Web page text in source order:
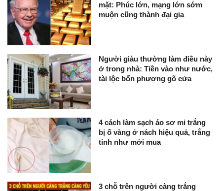
mặt: Phúc lớn, mạng lớn sớm
muộn cũng thành đại gia
Người giàu thường làm điều này
ở trong nhà: Tiền vào như nước,
tài lộc bốn phương gõ cửa
4 cách làm sạch áo sơ mi trắng
bị ố vàng ở nách hiệu quả, trắng
tinh như mới mua
3 chỗ trên người càng trắng